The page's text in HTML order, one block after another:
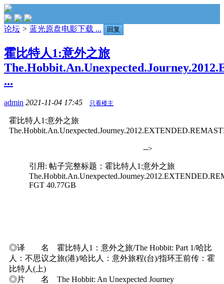
论坛 > 蓝光原盘电影下载 ... 回复
霍比特人1:意外之旅
...
admin 2021-11-04 17:45 只看楼主
霍比特人1:意外之旅
-->
引用: 帖子完整标题：霍比特人1:意外之旅
FGT 40.77GB
◎译 名 霍比特人1：意外之旅/The Hobbit: Part 1/哈比
人：不思议之旅(港)/哈比人：意外旅程(台)/指环王前传：霍
比特人(上)
◎片 名 The Hobbit: An Unexpected Journey